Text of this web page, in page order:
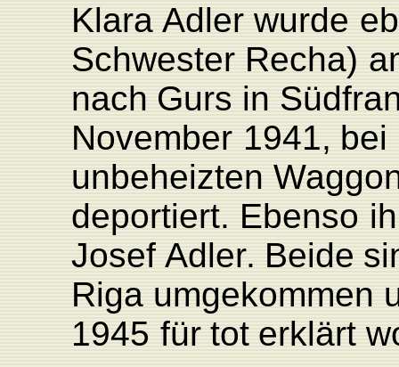
Klara Adler wurde
Schwester Recha)
nach Gurs in
November 1941, bei
unbeheizten W
deportiert. Ebenso
Josef Adler. Beide
Riga umgekommen
1945 für tot erklärt